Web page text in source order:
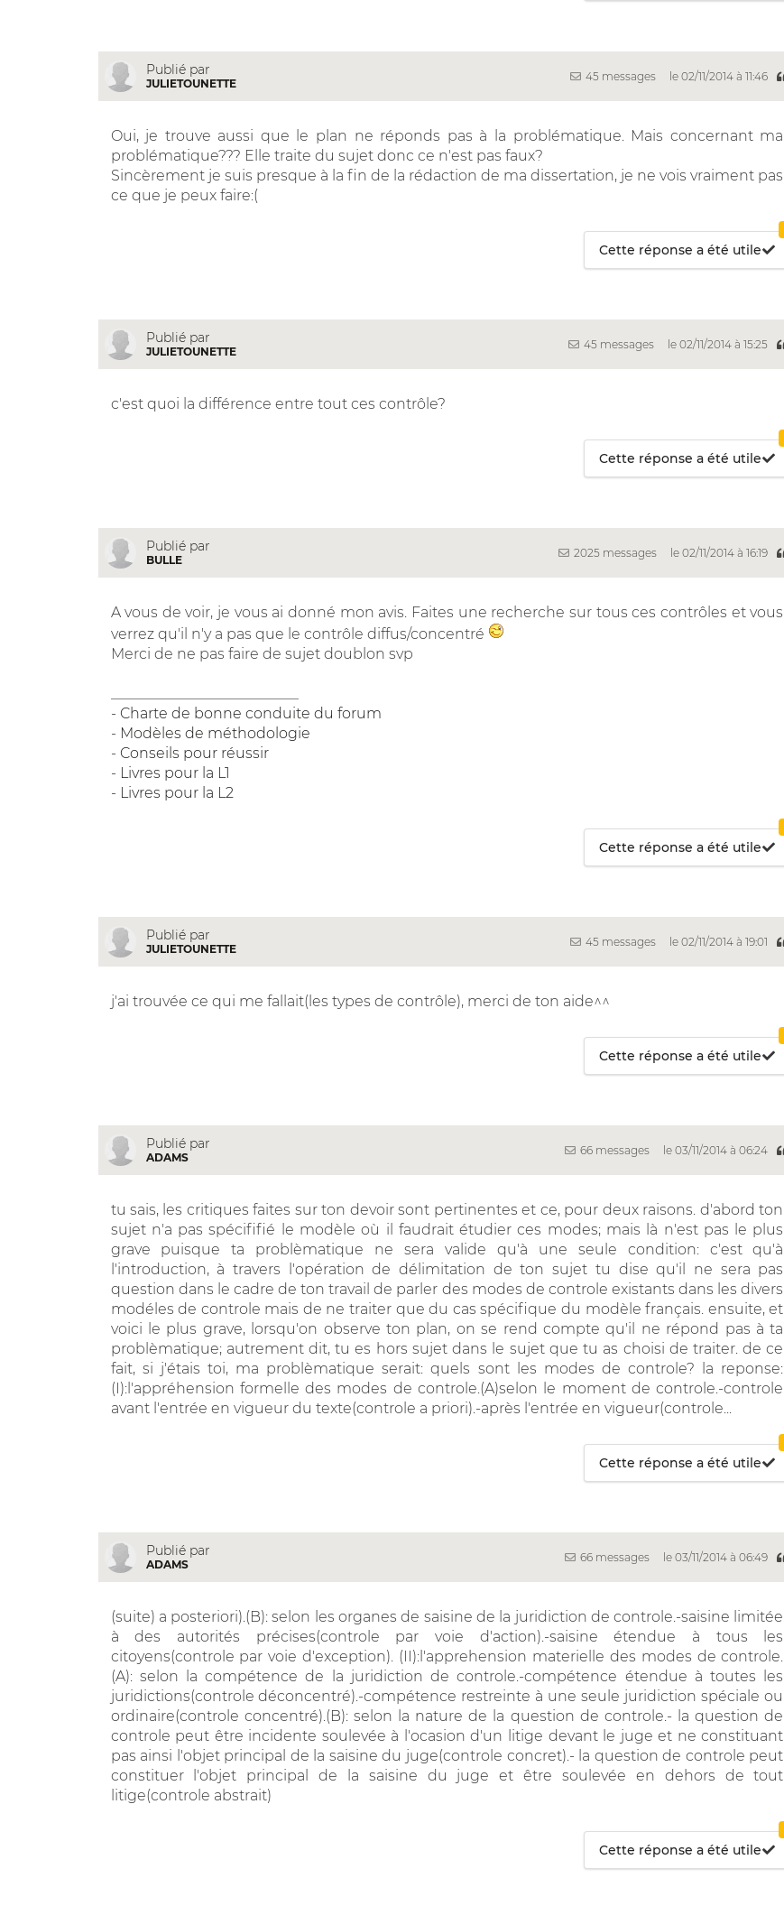
Publié par
JULIETOUNETTE
45 messages le 02/11/2014 à 11:46
Oui, je trouve aussi que le plan ne réponds pas à la problématique. Mais concernant ma
problématique??? Elle traite du sujet donc ce n'est pas faux?
Sincèrement je suis presque à la fin de la rédaction de ma dissertation, je ne vois vraiment pas
ce que je peux faire:(
Cette réponse a été utile
Publié par
JULIETOUNETTE
45 messages le 02/11/2014 à 15:25
c'est quoi la différence entre tout ces contrôle?
Cette réponse a été utile
Publié par
BULLE
2025 messages le 02/11/2014 à 16:19
A vous de voir, je vous ai donné mon avis. Faites une recherche sur tous ces contrôles et vous
verrez qu'il n'y a pas que le contrôle diffus/concentré
Merci de ne pas faire de sujet doublon svp
- Charte de bonne conduite du forum
- Modèles de méthodologie
- Conseils pour réussir
- Livres pour la L1
- Livres pour la L2
Cette réponse a été utile
Publié par
JULIETOUNETTE
45 messages le 02/11/2014 à 19:01
j'ai trouvée ce qui me fallait(les types de contrôle), merci de ton aide^^
Cette réponse a été utile
Publié par
ADAMS
66 messages le 03/11/2014 à 06:24
tu sais, les critiques faites sur ton devoir sont pertinentes et ce, pour deux raisons. d'abord ton
sujet n'a pas spécififié le modèle où il faudrait étudier ces modes; mais là n'est pas le plus
grave puisque ta problèmatique ne sera valide qu'à une seule condition: c'est qu'à
l'introduction, à travers l'opération de délimitation de ton sujet tu dise qu'il ne sera pas
question dans le cadre de ton travail de parler des modes de controle existants dans les divers
modéles de controle mais de ne traiter que du cas spécifique du modèle français. ensuite, et
voici le plus grave, lorsqu'on observe ton plan, on se rend compte qu'il ne répond pas à ta
problèmatique; autrement dit, tu es hors sujet dans le sujet que tu as choisi de traiter. de ce
fait, si j'étais toi, ma problèmatique serait: quels sont les modes de controle? la reponse:
(I):l'appréhension formelle des modes de controle.(A)selon le moment de controle.-controle
avant l'entrée en vigueur du texte(controle a priori).-après l'entrée en vigueur(controle...
Cette réponse a été utile
Publié par
ADAMS
66 messages le 03/11/2014 à 06:49
(suite) a posteriori).(B): selon les organes de saisine de la juridiction de controle.-saisine limitée
à des autorités précises(controle par voie d'action).-saisine étendue à tous les
citoyens(controle par voie d'exception). (II):l'apprehension materielle des modes de controle.
(A): selon la compétence de la juridiction de controle.-compétence étendue à toutes les
juridictions(controle déconcentré).-compétence restreinte à une seule juridiction spéciale ou
ordinaire(controle concentré).(B): selon la nature de la question de controle.- la question de
controle peut être incidente soulevée à l'ocasion d'un litige devant le juge et ne constituant
pas ainsi l'objet principal de la saisine du juge(controle concret).- la question de controle peut
constituer l'objet principal de la saisine du juge et être soulevée en dehors de tout
litige(controle abstrait)
Cette réponse a été utile